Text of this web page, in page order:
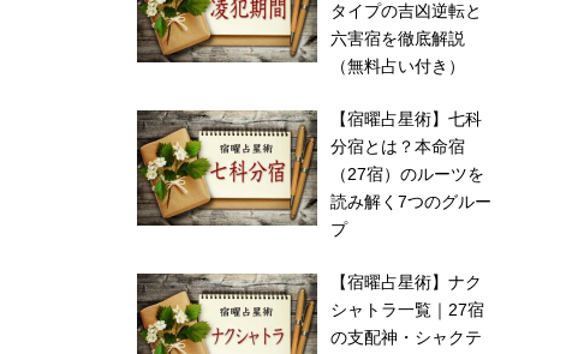
タイプの吉凶逆転と
六害宿を徹底解説
（無料占い付き）
【宿曜占星術】七科
分宿とは？本命宿
（27宿）のルーツを
読み解く7つのグルー
プ
【宿曜占星術】ナク
シャトラ一覧｜27宿
の支配神・シャクテ